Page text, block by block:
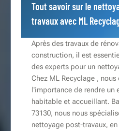
Tout savoir sur le
travaux avec ML
Après des travaux de
construction, il est
des experts pour un
Chez ML Recyclage ,
l'importance de rendre un
habitable et accueillant.
73130, nous nous
nettoyage post-travaux,